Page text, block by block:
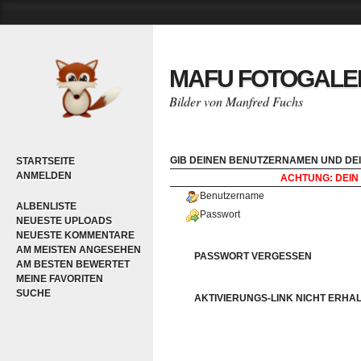
STARTSEITE
ANMELDEN
ALBENLISTE
NEUESTE UPLOADS
NEUESTE KOMMENTARE
AM MEISTEN ANGESEHEN
AM BESTEN BEWERTET
MEINE FAVORITEN
SUCHE
MAFU
Bilder von Manfred Fuchs
GIB DEINEN BENUTZERNAMEN UND
ACHTUNG: DEIN
Benutzername
Passwort
PASSWORT VERGESSEN
AKTIVIERUNGS-LINK NICHT